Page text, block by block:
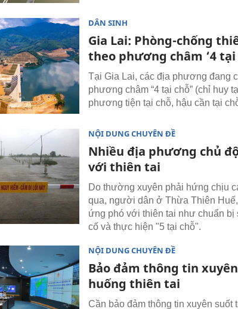
DÂN SINH
Gia Lai: Phòng-chống
theo phương châm ‘4 tại
Tại Gia Lai, các địa phương đang
phương châm “4 tại chỗ” (chỉ huy
phương tiện tại chỗ, hậu cần tại
NỘI DUNG CHUYÊN ĐỀ
Nhiều địa phương chủ
với thiên tai
Do thường xuyên phải hứng chịu
qua, người dân ở Thừa Thiên
ứng phó với thiên tai như chuẩn bị
cố và thực hiện "5 tại chỗ".
NỘI DUNG CHUYÊN ĐỀ
Bảo đảm thông tin
huống thiên tai
Cần bảo đảm thông tin xuyên suốt